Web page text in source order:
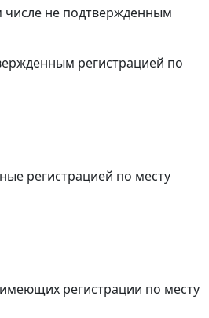
числе не подтвержденным
регистрацией по
регистрацией по месту
регистрации по месту